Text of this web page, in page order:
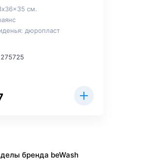
см.
дюропласт
бренда beWash